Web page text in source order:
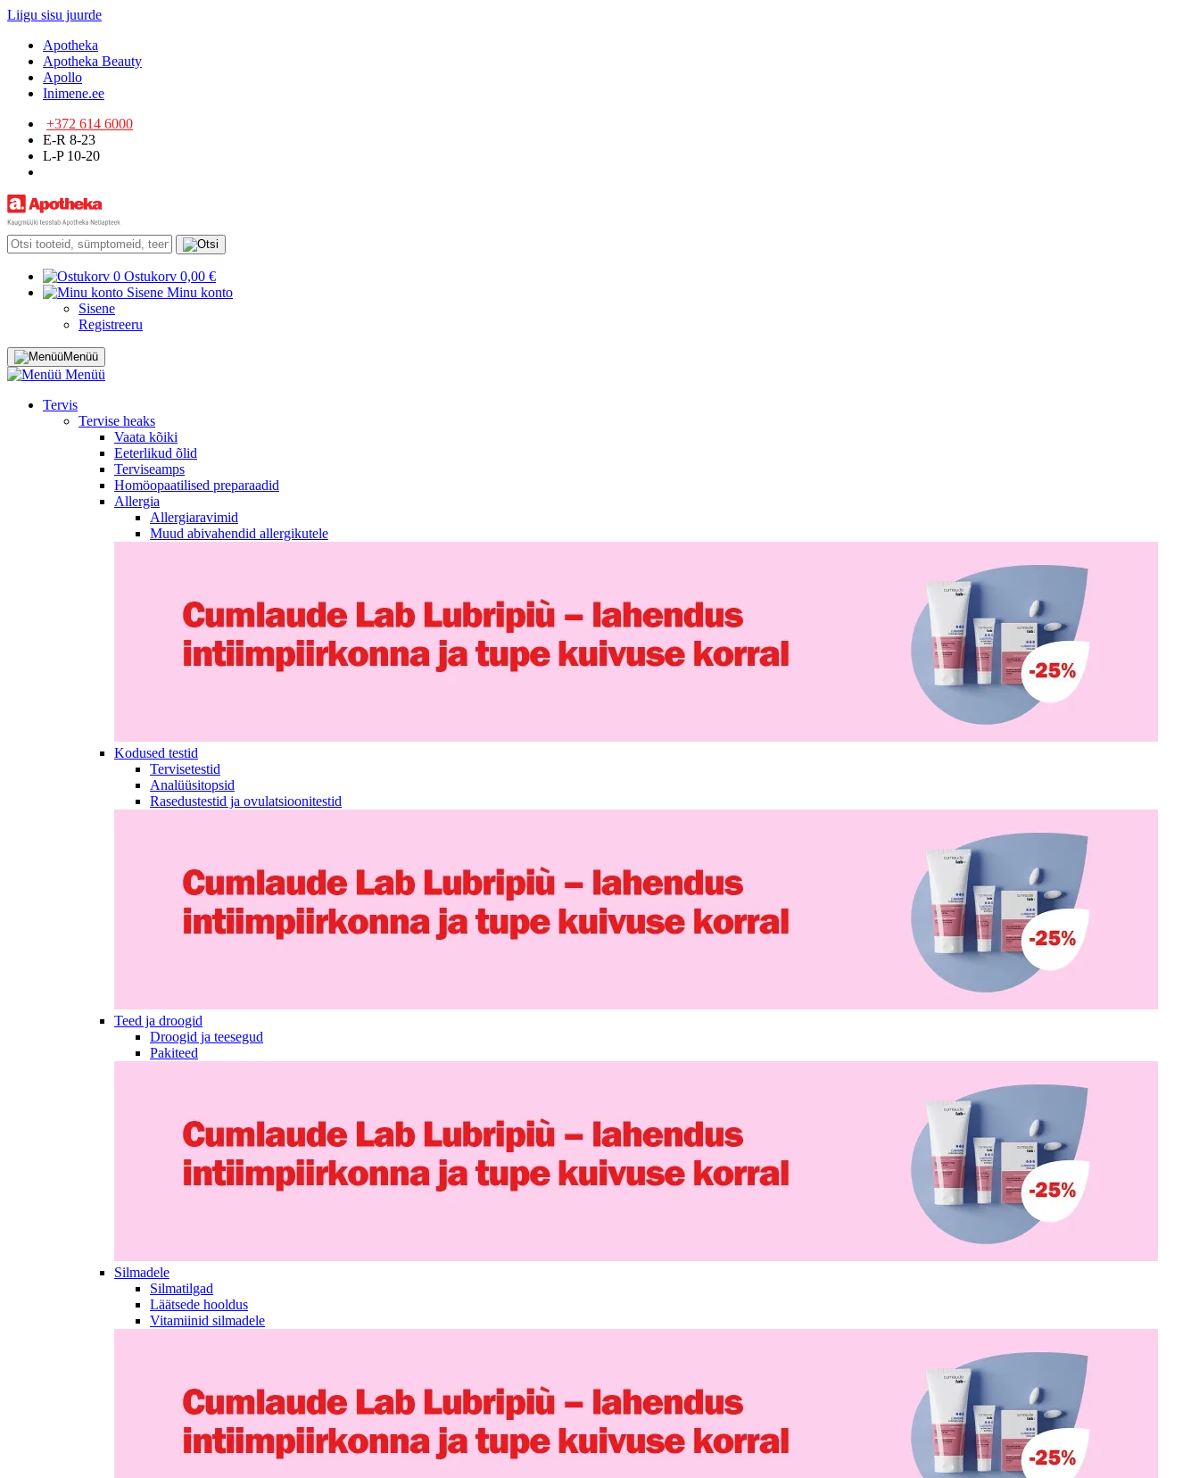
Liigu sisu juurde
Apotheka
Apotheka Beauty
Apollo
Inimene.ee
+372 614 6000
E-R 8-23
L-P 10-20
0 Ostukorv 0,00 €
Sisene Minu konto
Sisene
Registreeru
Menüü
Menüü
Tervis
Tervise heaks
Vaata kõiki
Eeterlikud õlid
Terviseamps
Homöopaatilised preparaadid
Allergia
Allergiaravimid
Muud abivahendid allergikutele
Kodused testid
Tervisetestid
Analüüsitopsid
Rasedustestid ja ovulatsioonitestid
Teed ja droogid
Droogid ja teesegud
Pakiteed
Silmadele
Silmatilgad
Läätsede hooldus
Vitamiinid silmadele